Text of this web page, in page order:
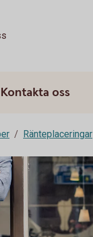
Kontakta oss
Ränteplaceringar